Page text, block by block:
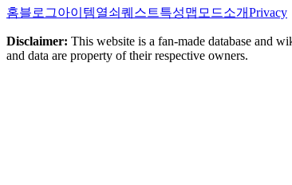
홈블로그아이템열쇠 퀘스트특성맵 모드소개Privacy
Disclaimer: This website is a fan-made database and
and data are property of their respective owners.